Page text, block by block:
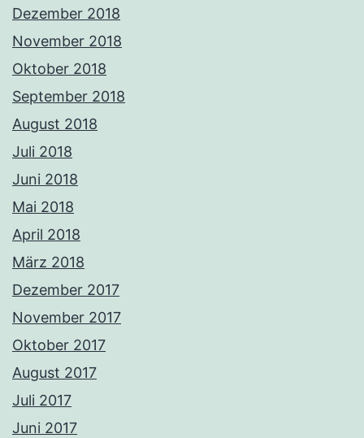
Dezember 2018
November 2018
Oktober 2018
September 2018
August 2018
Juli 2018
Juni 2018
Mai 2018
April 2018
März 2018
Dezember 2017
November 2017
Oktober 2017
August 2017
Juli 2017
Juni 2017